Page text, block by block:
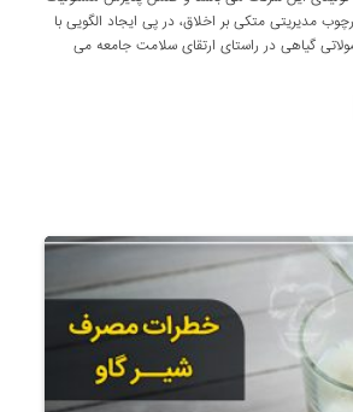
مدیریتی متکی بر اخلاق، در پی ایجاد الگویی با
گیاهی در راستای ارتقای سلامت جامعه می